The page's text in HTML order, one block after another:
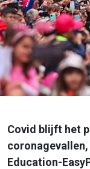
Covid blijft het
Education-